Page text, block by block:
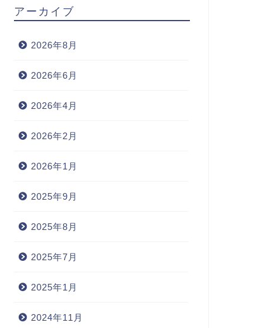
アーカイブ
2026年8月
2026年6月
2026年4月
2026年2月
2026年1月
2025年9月
2025年8月
2025年7月
2025年1月
2024年11月